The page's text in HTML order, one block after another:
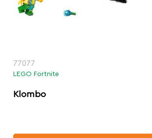
77077
LEGO Fortnite
Klombo